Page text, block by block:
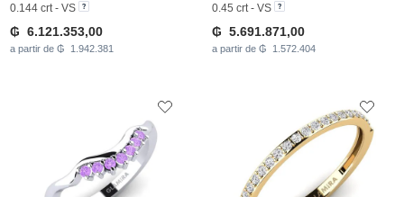
0.144 crt - VS
₲ 6.121.353,00
a partir de ₲ 1.942.381
0.45 crt - VS
₲ 5.691.871,00
a partir de ₲ 1.572.404